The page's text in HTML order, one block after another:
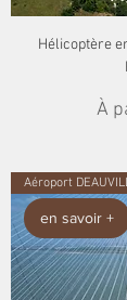
Hélicoptère
À
en savoir +
Aéroport